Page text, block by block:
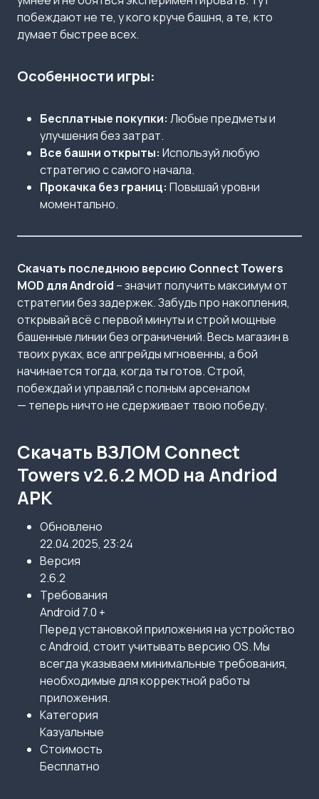
побеждают не те, у кого круче башня, а те, кто
думает быстрее всех.
Особенности игры:
Бесплатные покупки: Любые предметы и
улучшения без затрат.
Все башни открыты: Используй любую
стратегию с самого начала.
Прокачка без границ: Повышай уровни
моментально.
Скачать последнюю версию Connect Towers
MOD для Android – значит получить максимум от
стратегии без задержек. Забудь про накопления,
открывай всё с первой минуты и строй мощные
башенные линии без ограничений. Весь магазин в
твоих руках, все апгрейды мгновенны, а бой
начинается тогда, когда ты готов. Строй,
побеждай и управляй с полным арсеналом
— теперь ничто не сдерживает твою победу.
Скачать ВЗЛОМ Connect
Towers v2.6.2 MOD на Andriod
APK
Обновлено
22.04.2025, 23:24
Версия
2.6.2
Требования
Android 7.0 +
Перед установкой приложения на устройство
с Android, стоит учитывать версию OS. Мы
всегда указываем минимальные требования,
необходимые для корректной работы
приложения.
Категория
Казуальные
Стоимость
Бесплатно